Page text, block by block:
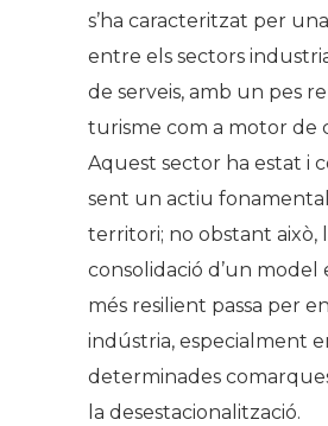
s’ha caracteritzat per
entre els sectors
de serveis, amb un pes
turisme com a motor de
Aquest sector ha estat i
sent un actiu fonamental
territori; no obstant això,
consolidació d’un model
més resilient passa per
indústria, especialment
determinades
la desestacionalització.